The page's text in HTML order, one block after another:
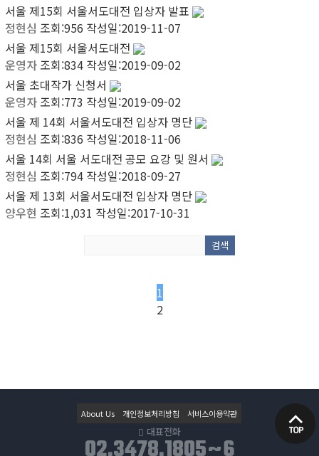
서울 제15회 서울서도대전 입상자 발표
정현심 조회:956 작성일:2019-11-07
서울 제15회 서울서도대전
운영자 조회:834 작성일:2019-09-02
서울 초대작가 신청서
운영자 조회:773 작성일:2019-09-02
서울 제 14회 서울서도대전 입상자 명단
정현심 조회:836 작성일:2018-11-06
서울 14회 서울 서도대전 공모 요강 및 원서
정현심 조회:794 작성일:2018-09-27
서울 제 13회 서울서도대전 입상자 명단
양우현 조회:1,031 작성일:2017-10-31
1
2
About Us 개인정보처리방침 서비스이용약관
대표전화